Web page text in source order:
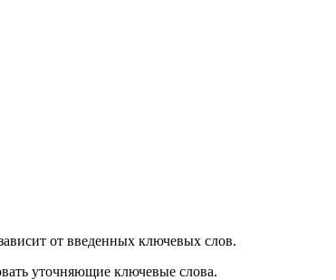
от введенных ключевых слов.
уточняющие ключевые слова.